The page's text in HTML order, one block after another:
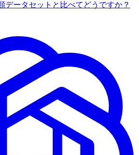
データセットと比べてどうですか？